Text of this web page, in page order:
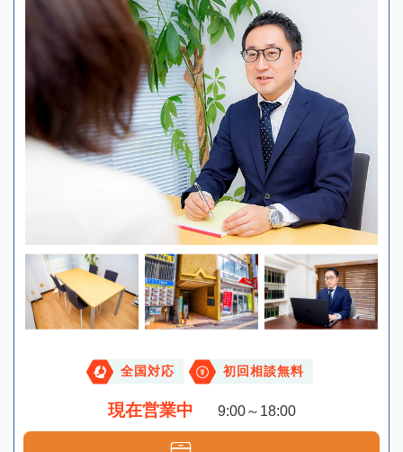
全国対応 初回相談無料
現在営業中 9:00～18:00